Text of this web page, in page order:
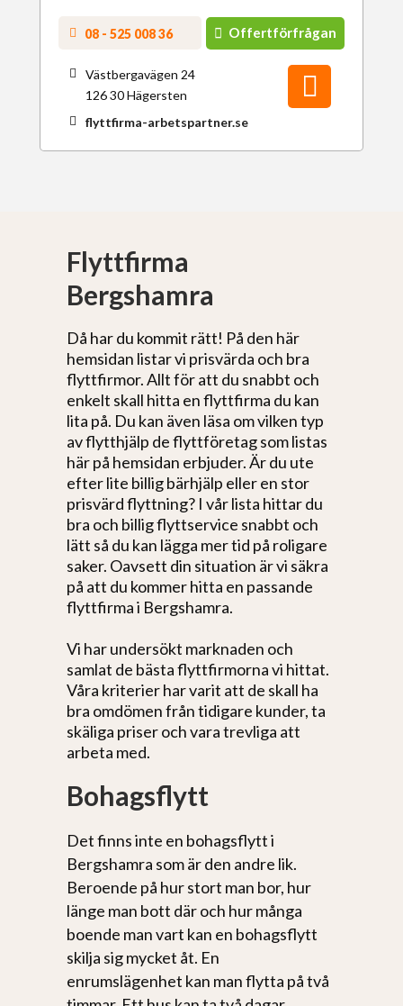
08 - 525 008 36 Offertförfrågan
Västbergavägen 24
126 30 Hägersten
flyttfirma-arbetspartner.se
Flyttfirma
Bergshamra
Då har du kommit rätt! På den här
hemsidan listar vi prisvärda och bra
flyttfirmor. Allt för att du snabbt och
enkelt skall hitta en flyttfirma du kan
lita på. Du kan även läsa om vilken typ
av flytthjälp de flyttföretag som listas
här på hemsidan erbjuder. Är du ute
efter lite billig bärhjälp eller en stor
prisvärd flyttning? I vår lista hittar du
bra och billig flyttservice snabbt och
lätt så du kan lägga mer tid på roligare
saker. Oavsett din situation är vi säkra
på att du kommer hitta en passande
flyttfirma i Bergshamra.
Vi har undersökt marknaden och
samlat de bästa flyttfirmorna vi hittat.
Våra kriterier har varit att de skall ha
bra omdömen från tidigare kunder, ta
skäliga priser och vara trevliga att
arbeta med.
Bohagsflytt
Det finns inte en bohagsflytt i
Bergshamra som är den andre lik.
Beroende på hur stort man bor, hur
länge man bott där och hur många
boende man vart kan en bohagsflytt
skilja sig mycket åt. En
enrumslägenhet kan man flytta på två